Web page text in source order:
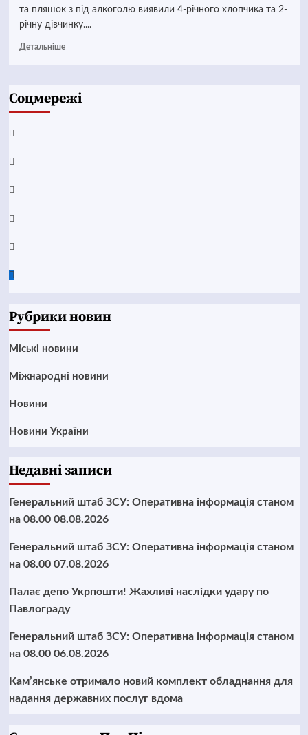
та пляшок з під алкоголю виявили 4-річного хлопчика та 2-
річну дівчинку....
Детальніше
Соцмережі
Facebook
YouTube
Telegram
Instagram
Twitter
Google
Рубрики новин
Mіські новини
Міжнародні новини
Новини
Новини України
Недавні записи
Генеральний штаб ЗСУ: Оперативна інформація станом
на 08.00 08.08.2026
Генеральний штаб ЗСУ: Оперативна інформація станом
на 08.00 07.08.2026
Палає депо Укрпошти! Жахливі наслідки удару по
Павлограду
Генеральний штаб ЗСУ: Оперативна інформація станом
на 08.00 06.08.2026
Кам’янське отримало новий комплект обладнання для
надання державних послуг вдома